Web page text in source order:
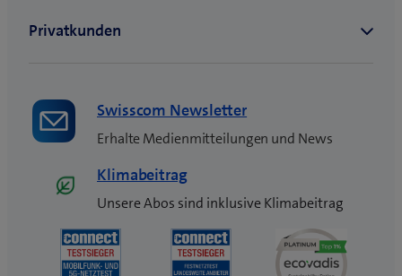
Swisscom Newsletter
Erhalte Medienmitteilungen und News
Klimabeitrag
Unsere Abos sind inklusive Klimabeitrag